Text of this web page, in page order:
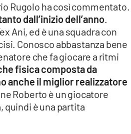
Rugolo ha così commentato.
dall’inizio dell’anno.
Ani, ed è una squadra con
Conosco abbastanza bene
che fa giocare a ritmi
fisica composta da
anche il miglior realizzatore
Roberto è un giocatore
quindi è una partita